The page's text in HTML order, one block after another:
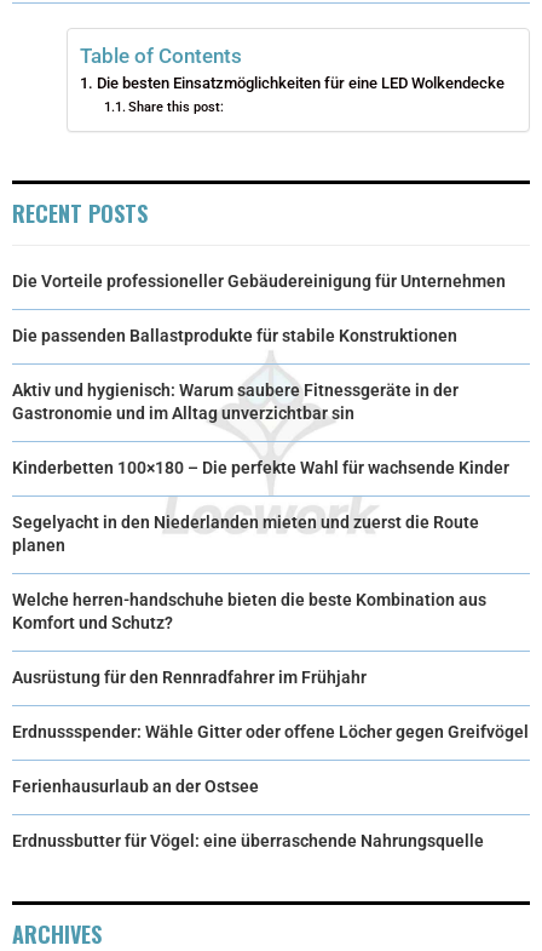
I
T
T
E
R
B
O
O
K
R
E
S
D
I
N
Table of Contents
Die besten Einsatzmöglichkeiten für eine LED Wolkendecke
Share this post:
RECENT POSTS
Die Vorteile professioneller Gebäudereinigung für Unternehmen
Die passenden Ballastprodukte für stabile Konstruktionen
Aktiv und hygienisch: Warum saubere Fitnessgeräte in der
Gastronomie und im Alltag unverzichtbar sin
Kinderbetten 100×180 – Die perfekte Wahl für wachsende Kinder
Segelyacht in den Niederlanden mieten und zuerst die Route
planen
Welche herren-handschuhe bieten die beste Kombination aus
Komfort und Schutz?
Ausrüstung für den Rennradfahrer im Frühjahr
Erdnussspender: Wähle Gitter oder offene Löcher gegen Greifvögel
Ferienhausurlaub an der Ostsee
Erdnussbutter für Vögel: eine überraschende Nahrungsquelle
ARCHIVES